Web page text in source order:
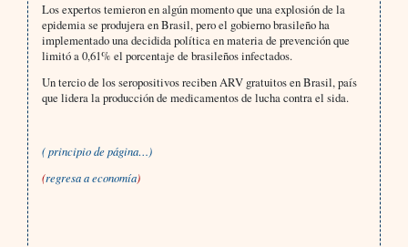
Los expertos temieron en algún momento que una explosión de la
epidemia se produjera en Brasil, pero el gobierno brasileño ha
implementado una decidida política en materia de prevención que
limitó a 0,61% el porcentaje de brasileños infectados.
Un tercio de los seropositivos reciben ARV gratuitos en Brasil, país
que lidera la producción de medicamentos de lucha contra el sida.
( principio de página…)
(regresa a economía)